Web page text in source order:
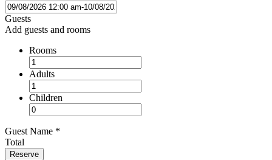
Guests
Add guests and rooms
Rooms
Adults
Children
Guest Name *
Total
Reserve